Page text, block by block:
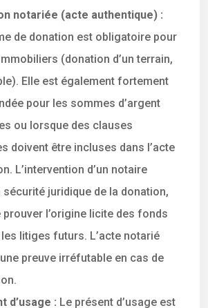
notariée (acte authentique) :
de donation est obligatoire pour
(donation d’un terrain,
Elle est également fortement
pour les sommes d’argent
ou lorsque des clauses
doivent être incluses dans l’acte
L’intervention d’un notaire
sécurité juridique de la donation,
prouver l’origine licite des fonds
les litiges futurs. L’acte notarié
preuve irréfutable en cas de
d’usage : Le présent d’usage est